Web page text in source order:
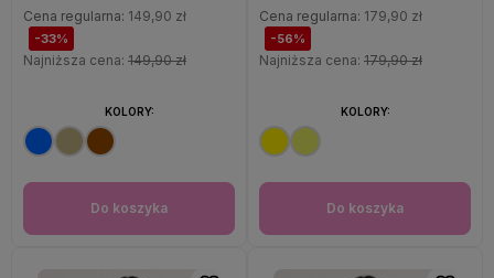
Cena regularna: 149,90 zł
-33%
Najniższa cena: 149,90 zł
Do koszyka
KOLORY:
Cena regularna: 179,90 zł
-56%
Najniższa cena: 179,90 zł
Do koszyka
KOLORY: